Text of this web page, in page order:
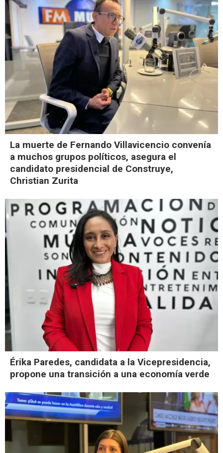
La muerte de Fernando Villavicencio convenía
a muchos grupos políticos, asegura el
candidato presidencial de Construye,
Christian Zurita
Érika Paredes, candidata a la Vicepresidencia,
propone una transición a una economía verde